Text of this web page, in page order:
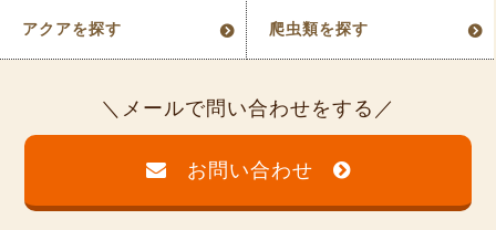
アクアを探す 爬虫類を探す
メールで問い合わせをする
お問い合わせ